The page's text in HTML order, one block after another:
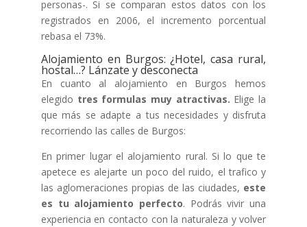
personas-. Si se comparan estos datos con los
registrados en 2006, el incremento porcentual
rebasa el 73%.
Alojamiento en Burgos: ¿Hotel, casa rural,
hostal…? Lánzate y desconecta
En cuanto al alojamiento en Burgos hemos
elegido tres formulas muy atractivas. Elige la
que más se adapte a tus necesidades y disfruta
recorriendo las calles de Burgos:
En primer lugar el alojamiento rural. Si lo que te
apetece es alejarte un poco del ruido, el trafico y
las aglomeraciones propias de las ciudades, este
es tu alojamiento perfecto. Podrás vivir una
experiencia en contacto con la naturaleza y volver